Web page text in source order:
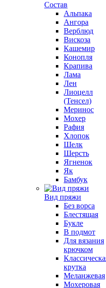
Состав
Альпака
Ангора
Верблюд
Вискоза
Кашемир
Конопля
Крапива
Лама
Лен
Лиоцелл
(Тенсел)
Меринос
Мохер
Рафия
Хлопок
Шелк
Шерсть
Ягненок
Як
Бамбук
Вид пряжи
Без ворса
Блестящая
Букле
В подмот
Для вязания
крючком
крутка
Меланжевая
Мохеровая